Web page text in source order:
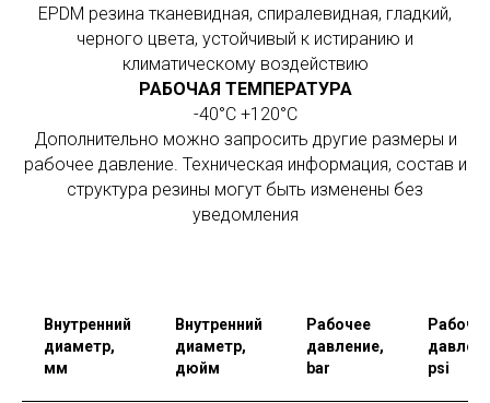
EPDM резина тканевидная, спиралевидная, гладкий,
черного цвета, устойчивый к истиранию и
климатическому воздействию
РАБОЧАЯ ТЕМПЕРАТУРА
-40°C +120°C
Дополнительно можно запросить другие размеры и
рабочее давление. Техническая информация, состав и
структура резины могут быть изменены без
уведомления
Внутренний
диаметр,
мм
Внутренний
диаметр,
дюйм
Рабочее
давление,
bar
psi